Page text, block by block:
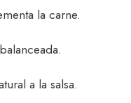
la carne.
a la salsa.